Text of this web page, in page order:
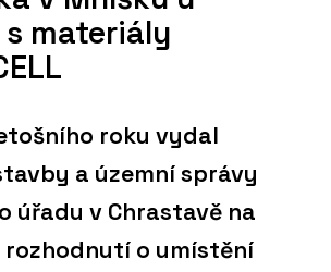
s materiály
roku vydal
a územní správy
úřadu v Chrastavě na
rozhodnutí o umístění